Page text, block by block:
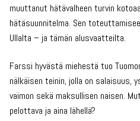
muuttanut hätävalheen turvin
hätäsuunnitelma. Sen
Ullalta – ja tämän alusvaatteilta.
Farssi hyvästä miehestä tuo
nälkäisen teinin, jolla on salaisuus,
vaimon sekä maksullisen naisen.
pelottava ja aina lähellä?